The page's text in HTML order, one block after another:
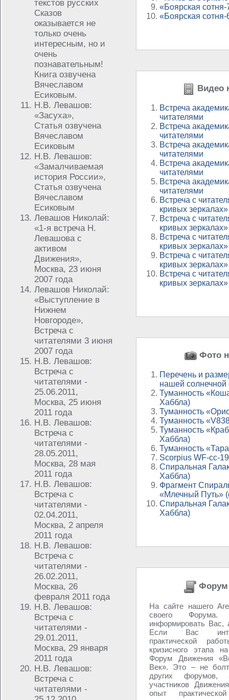
текстов русских
Сказов
оказывается не
только очень
интересным, но и
очень
познавательным!
Книга озвучена
Вячеславом
Есиковым.
Н.В. Левашов:
«Засуха»,
Статья озвучена
Вячеславом
Есиковым
Н.В. Левашов:
«Замалчиваемая
история России»,
Статья озвучена
Вячеславом
Есиковым
Левашов Николай:
«1-я встреча Н.
Левашова с
активом
Движения»,
Москва, 23 июня
2007 года
Левашов Николай:
«Выступление в
Нижнем
Новгороде»,
Встреча с
читателями 3 июня
2007 года
Н.В. Левашов:
Встреча с
читателями -
25.06.2011,
Москва, 25 июня
2011 года
Н.В. Левашов:
Встреча с
читателями -
28.05.2011,
Москва, 28 мая
2011 года
Н.В. Левашов:
Встреча с
читателями -
02.04.2011,
Москва, 2 апреля
2011 года
Н.В. Левашов:
Встреча с
читателями -
26.02.2011,
Москва, 26
февраля 2011 года
Н.В. Левашов:
Встреча с
читателями -
29.01.2011,
Москва, 29 января
2011 года
Н.В. Левашов:
Встреча с
читателями -
«Боярская
«Боярская
Видео
Встреча
читателями
Встреча
читателями
Встреча
читателями
Встреча
читателями
Встреча
читателями
Встреча с
кривых зеркалах»
Встреча с
кривых зеркалах»
Встреча с
кривых зеркалах»
Встреча с
кривых зеркалах»
Встреча с
кривых зеркалах»
Фото
Перечень и
нашей солнечной
Туманность
Хаббла)
Туманность
Туманность
Туманность
Хаббла)
Туманность
Scorpius WF-cc-
Спиральная
Хаббла)
Фрагмент
«Млечный Путь»
Спиральная
Хаббла)
Форум
На сайте нашего
своего
информировать
Если Вас
практической
кризисного этапа
Форум Движения
Век». Это – не
других
участников
опыт